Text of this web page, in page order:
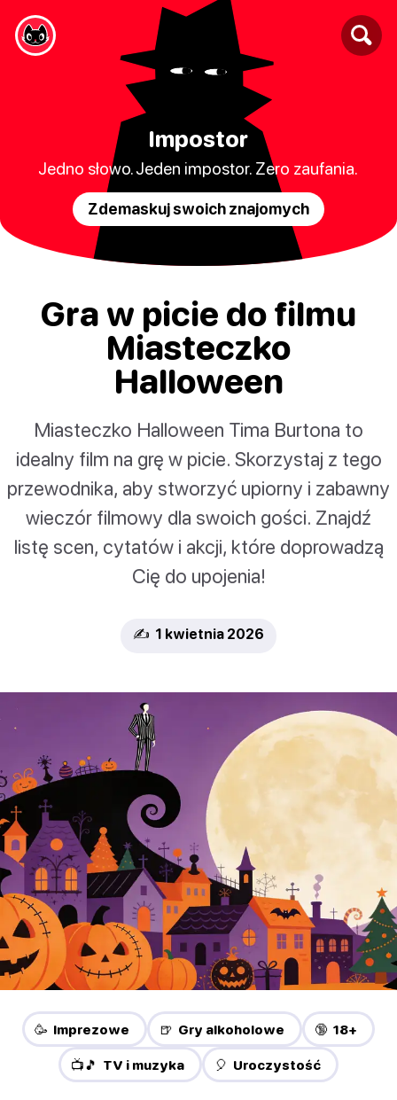
Impostor
Jedno słowo. Jeden impostor. Zero zaufania.
Zdemaskuj swoich znajomych
Gra w picie do filmu
Miasteczko
Halloween
Miasteczko Halloween Tima Burtona to
idealny film na grę w picie. Skorzystaj z tego
przewodnika, aby stworzyć upiorny i zabawny
wieczór filmowy dla swoich gości. Znajdź
listę scen, cytatów i akcji, które doprowadzą
Cię do upojenia!
✍️ 1 kwietnia 2026
🥳 Imprezowe 🍺 Gry alkoholowe 🔞 18+
📺🎵 TV i muzyka 🎈 Uroczystość